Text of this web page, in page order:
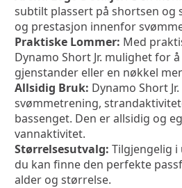
subtilt plassert på shortsen og
og prestasjon innenfor
Praktiske Lommer: Med
Dynamo Short Jr. mulighet for
gjenstander eller en nøkkel
Allsidig Bruk: Dynamo Short
svømmetrening,
bassenget. Den er allsidig og
vannaktivitet.
Størrelsesutvalg: Tilgjengelig i
du kan finne den perfekte
alder og størrelse.